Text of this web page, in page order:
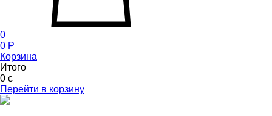
0
0 P
Корзина
Итого
0 c
Перейти в корзину